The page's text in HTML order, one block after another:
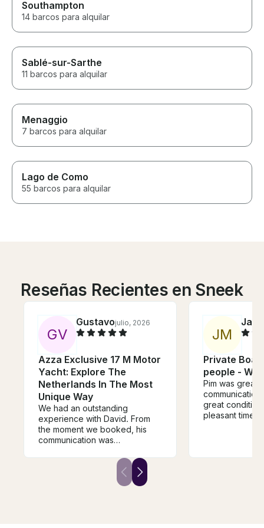
Southampton
14 barcos para alquilar
Sablé-sur-Sarthe
11 barcos para alquilar
Menaggio
7 barcos para alquilar
Lago de Como
55 barcos para alquilar
Reseñas Recientes en Sneek
GV
Gustavojulio, 2026
Azza Exclusive 17 M Motor
Yacht: Explore The
Netherlands In The Most
Unique Way
We had an outstanding
experience with David. From
the moment we booked, his
communication was
to understand our interests and
planned an itinerary that
perfectly balanced history,
JM
Private
people -
Pim was great
great
pleasant time